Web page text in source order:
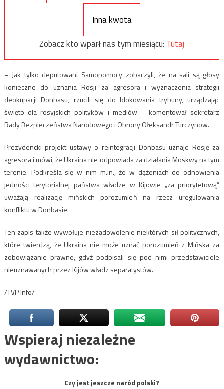
Inna kwota
Zobacz kto wparł nas tym miesiącu: Tutaj
– Jak tylko deputowani Samopomocy zobaczyli, że na sali są głosy
konieczne do uznania Rosji za agresora i wyznaczenia strategii
deokupacji Donbasu, rzucili się do blokowania trybuny, urządzając
święto dla rosyjskich polityków i mediów – komentował sekretarz
Rady Bezpieczeństwa Narodowego i Obrony Ołeksandr Turczynow.
Prezydencki projekt ustawy o reintegracji Donbasu uznaje Rosję za
agresora i mówi, że Ukraina nie odpowiada za działania Moskwy na tym
terenie. Podkreśla się w nim m.in., że w dążeniach do odnowienia
jedności terytorialnej państwa władze w Kijowie „za priorytetową”
uważają realizację mińskich porozumień na rzecz uregulowania
konfliktu w Donbasie.
Ten zapis także wywołuje niezadowolenie niektórych sił politycznych,
które twierdzą, że Ukraina nie może uznać porozumień z Mińska za
zobowiązanie prawne, gdyż podpisali się pod nimi przedstawiciele
nieuznawanych przez Kijów władz separatystów.
/TVP Info/
Wspieraj niezależne
wydawnictwo:
Czy jest jeszcze naród polski?